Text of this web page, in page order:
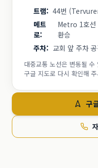
트램: 44번
메트
로:
Metro 1호
환승
주차: 교회 앞 주차
대중교통 노선은 변동될
구글 지도로 다시 확인해
구